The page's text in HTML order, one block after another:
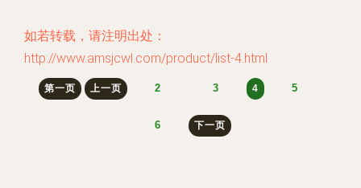
如若转载，请注明出处：
http://www.amsjcwl.com/product/list-4.html
第一页 上一页 2 3 4 5
6 下一页